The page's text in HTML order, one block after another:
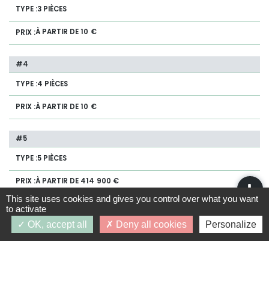
3 PIÈCES
À PARTIR DE 10 €
4 PIÈCES
À PARTIR DE 10 €
5 PIÈCES
À PARTIR DE 414 900 €
JEANBRUN
This site uses cookies and gives you control over what you want
to activate
OK, accept all
Deny all cookies Personalize